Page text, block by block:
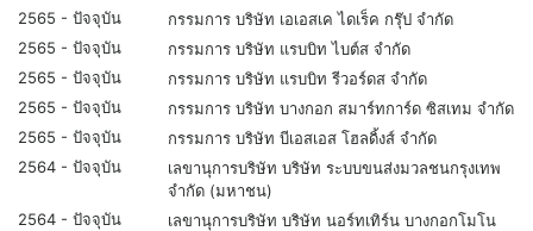
2565 - ปัจจุบัน
กรรมการ บริษัท เอเอสเค ไดเร็ค กรุ๊ป จำกัด
2565 - ปัจจุบัน
กรรมการ บริษัท แรบบิท ไบต์ส จำกัด
2565 - ปัจจุบัน
กรรมการ บริษัท แรบบิท รีวอร์ดส จำกัด
2565 - ปัจจุบัน
กรรมการ บริษัท บางกอก สมาร์ทการ์ด ซิสเทม จำกัด
2565 - ปัจจุบัน
กรรมการ บริษัท บีเอสเอส โฮลดิ้งส์ จำกัด
2564 - ปัจจุบัน
เลขานุการบริษัท บริษัท ระบบขนส่งมวลชนกรุงเทพ
จำกัด (มหาชน)
2564 - ปัจจุบัน
เลขานุการบริษัท บริษัท นอร์ทเทิร์น บางกอกโมโน